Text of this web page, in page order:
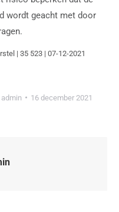
wordt geacht met door
| 35 523 | 07-12-2021
admin 16 december 2021